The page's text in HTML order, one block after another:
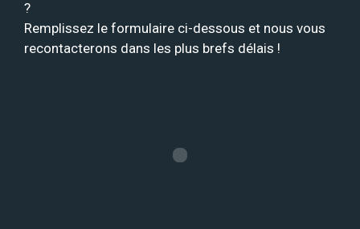
?
Remplissez le formulaire ci-dessous et nous vous
recontacterons dans les plus brefs délais !